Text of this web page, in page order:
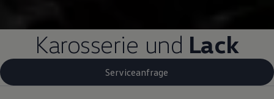
Karosserie und Lack
Serviceanfrage